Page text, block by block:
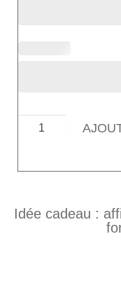
Idée cadeau :